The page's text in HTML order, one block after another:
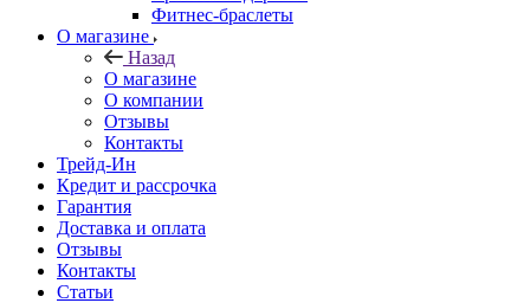
Фитнес-браслеты
О магазине
Назад
О магазине
О компании
Отзывы
Контакты
Трейд-Ин
Кредит и рассрочка
Гарантия
Доставка и оплата
Отзывы
Контакты
Статьи